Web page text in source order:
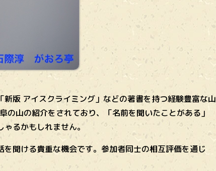
版 アイスクライミング」などの著書を持つ経験豊富な山
の山の紹介をされており、「名前を聞いたことがある」
るかもしれません。
聞ける貴重な機会です。参加者同士の相互評価を通じ